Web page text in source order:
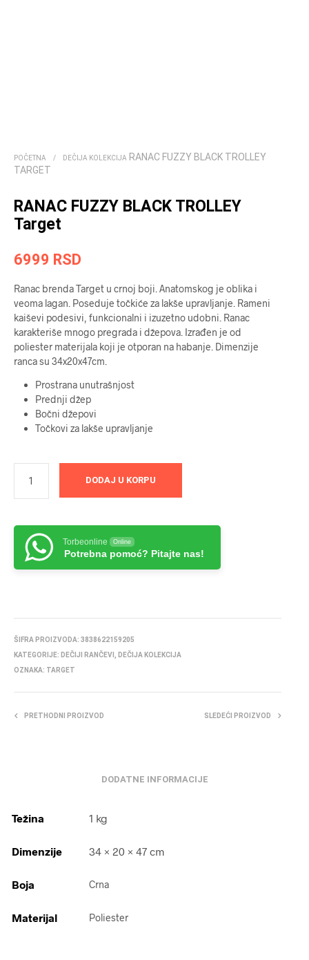
POČETNA / DEČIJA KOLEKCIJA RANAC FUZZY BLACK TROLLEY
TARGET
RANAC FUZZY BLACK TROLLEY
Target
6999 RSD
Ranac brenda Target u crnoj boji. Anatomskog je oblika i
veoma lagan. Poseduje točkiće za lakše upravljanje. Rameni
kaiševi podesivi, funkcionalni i izuzetno udobni. Ranac
karakteriše mnogo pregrada i džepova. Izrađen je od
poliester materijala koji je otporan na habanje. Dimenzije
ranca su 34x20x47cm.
Prostrana unutrašnjost
Prednji džep
Bočni džepovi
Točkovi za lakše upravljanje
DODAJ U KORPU
Torbeonline Online
Potrebna pomoć? Pitajte nas!
ŠIFRA PROIZVODA: 3838622159205
KATEGORIJE: DEČIJI RANČEVI
DEČIJA KOLEKCIJA
OZNAKA: TARGET
PRETHODNI PROIZVOD SLEDEĆI PROIZVOD
DODATNE INFORMACIJE
Težina 1 kg
Dimenzije 34 × 20 × 47 cm
Boja Crna
Materijal Poliester